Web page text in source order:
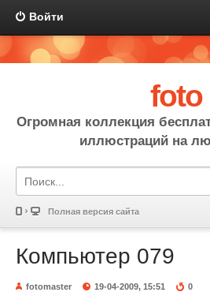
Войти
foto
Огромная коллекция
иллюстраций на
Полная версия сайта
Компьютер 079
fotomaster 19-04-2009, 15:51 0